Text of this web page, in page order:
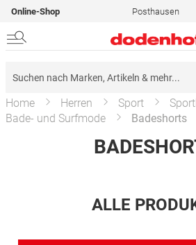
Online-Shop Posthausen
Home Herren Sport
Bade- und Surfmode
Badeshorts
ALLE